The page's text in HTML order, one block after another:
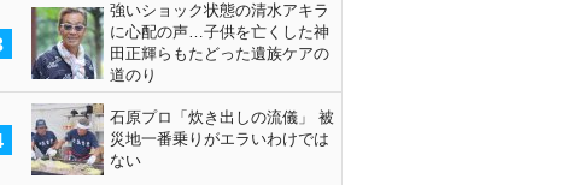
強いショック状態の清水アキラ
に心配の声…子供を亡くした神
田正輝らもたどった遺族ケアの
道のり
石原プロ「炊き出しの流儀」 被
災地一番乗りがエラいわけでは
ない